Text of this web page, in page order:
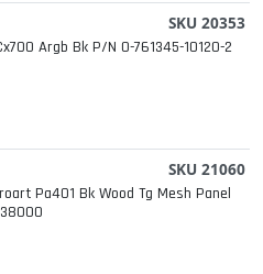
SKU 20353
Argb Bk P/n 0-761345-10120-2
SKU 21060
Pa401 Bk Wood Tg Mesh Panel